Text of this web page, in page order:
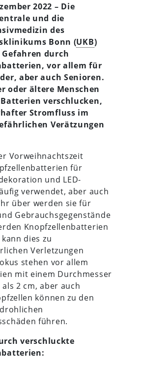
2022 – Die
und die
des
Bonn (UKB)
durch
vor allem für
aber auch Senioren.
oder ältere Menschen
verschlucken,
Stromfluss im
Verätzungen
Vorweihnachtszeit
für
und LED-
verwendet, aber auch
über werden sie für
Gebrauchsgegenstände
Knopfzellenbatterien
dies zu
Verletzungen
stehen vor allem
mit einem Durchmesser
2 cm, aber auch
können zu den
führen.
verschluckte